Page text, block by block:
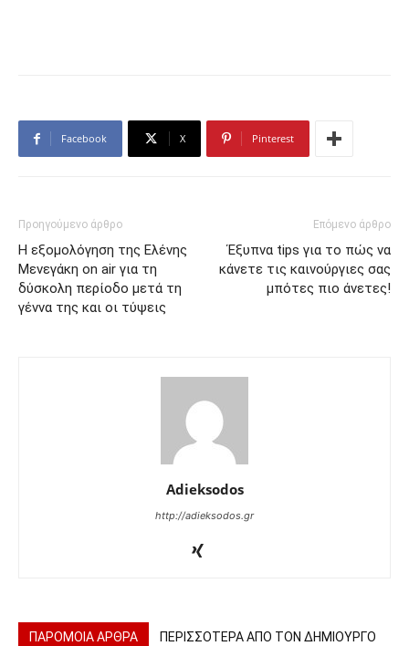
Facebook X Pinterest
Προηγούμενο άρθρο
Η εξομολόγηση της Ελένης
Μενεγάκη on air για τη
δύσκολη περίοδο μετά τη
γέννα της και οι τύψεις
Επόμενο άρθρο
Έξυπνα tips για το πώς να
κάνετε τις καινούργιες σας
μπότες πιο άνετες!
Adieksodos
http://adieksodos.gr
ΠΑΡΟΜΟΙΑ ΑΡΘΡΑ ΠΕΡΙΣΣΟΤΕΡΑ ΑΠΟ ΤΟΝ ΔΗΜΙΟΥΡΓΟ